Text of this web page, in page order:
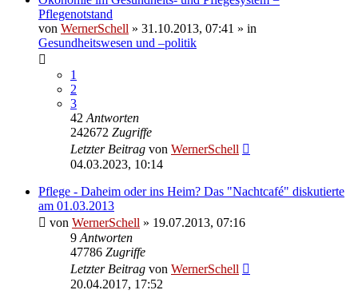
Pflegenotstand
von WernerSchell » 31.10.2013, 07:41 » in
Gesundheitswesen und –politik
1
2
3
42 Antworten
242672 Zugriffe
Letzter Beitrag von WernerSchell
04.03.2023, 10:14
Pflege - Daheim oder ins Heim? Das "Nachtcafé" diskutierte
am 01.03.2013
von WernerSchell » 19.07.2013, 07:16
9 Antworten
47786 Zugriffe
Letzter Beitrag von WernerSchell
20.04.2017, 17:52